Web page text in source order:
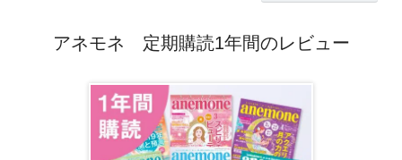
アネモネ 定期購読1年間のレビュー